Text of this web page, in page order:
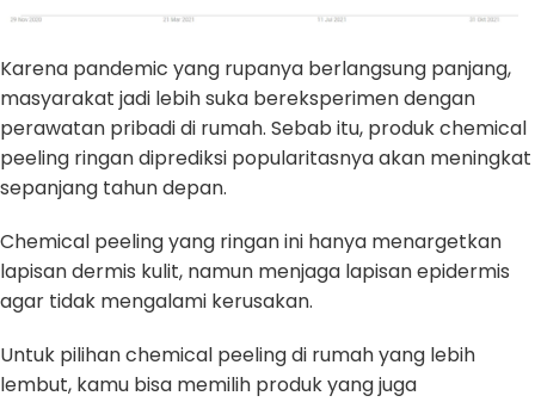
Karena pandemic yang rupanya berlangsung panjang,
masyarakat jadi lebih suka bereksperimen dengan
perawatan pribadi di rumah. Sebab itu, produk chemical
peeling ringan diprediksi popularitasnya akan meningkat
sepanjang tahun depan.
Chemical peeling yang ringan ini hanya menargetkan
lapisan dermis kulit, namun menjaga lapisan epidermis
agar tidak mengalami kerusakan.
Untuk pilihan chemical peeling di rumah yang lebih
lembut, kamu bisa memilih produk yang juga